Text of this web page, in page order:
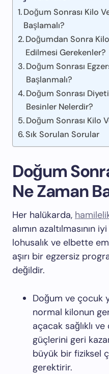
Doğum Sonrası Kilo
Başlamalı?
Doğumdan Sonra
Edilmesi Gerekenler?
Doğum Sonrası
Başlanmalı?
Doğum Sonrası
Besinler Nelerdir?
Doğum Sonrası Kilo
Sık Sorulan Sorular
Doğum
Ne Zaman
Her halükarda,
alımın azaltılmasının
lohusalık ve elbette
aşırı bir egzersiz
değildir.
Doğum ve çocuk
normal kilonun
açacak sağlıklı
güçlerini geri
büyük bir fiziksel
gerektirir.